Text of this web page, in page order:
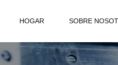
HOGAR SOBRE